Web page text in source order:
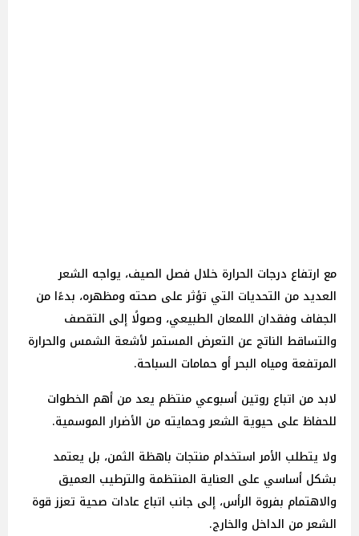
مع ارتفاع درجات الحرارة خلال فصل الصيف، يواجه الشعر
العديد من التحديات التي تؤثر على صحته ومظهره، بدءًا من
الجفاف وفقدان اللمعان الطبيعي، وصولًا إلى التقصف
والتساقط الناتج عن التعرض المستمر لأشعة الشمس والحرارة
المرتفعة ومياه البحر أو حمامات السباحة.
لابد من اتباع روتين أسبوعي منتظم يعد من أهم الخطوات
للحفاظ على حيوية الشعر وحمايته من الأضرار الموسمية.
ولا يتطلب الأمر استخدام منتجات باهظة الثمن، بل يعتمد
بشكل أساسي على العناية المنتظمة والترطيب العميق
والاهتمام بفروة الرأس، إلى جانب اتباع عادات صحية تعزز قوة
الشعر من الداخل والخارج.